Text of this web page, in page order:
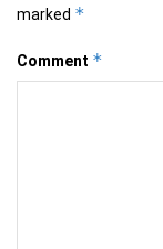
marked *
Comment *